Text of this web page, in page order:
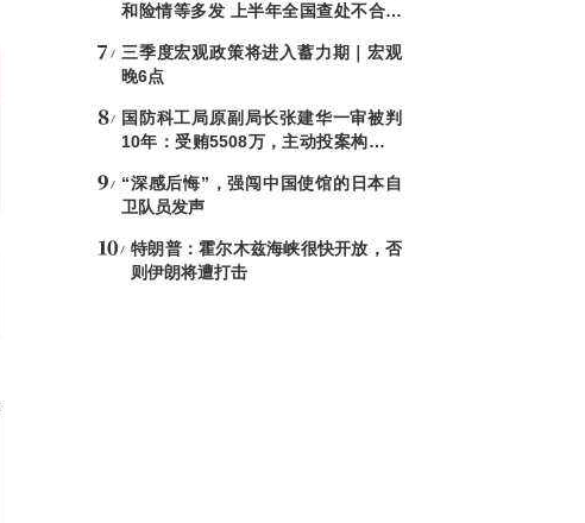
和险情等多发 上半年全国查处不合格
三季度宏观政策将进入蓄力期｜宏观
晚6点
国防科工局原副局长张建华一审被判
10年：受贿5508万，主动投案构成自
“深感后悔”，强闯中国使馆的日本自
卫队员发声
特朗普：霍尔木兹海峡很快开放，否
则伊朗将遭打击